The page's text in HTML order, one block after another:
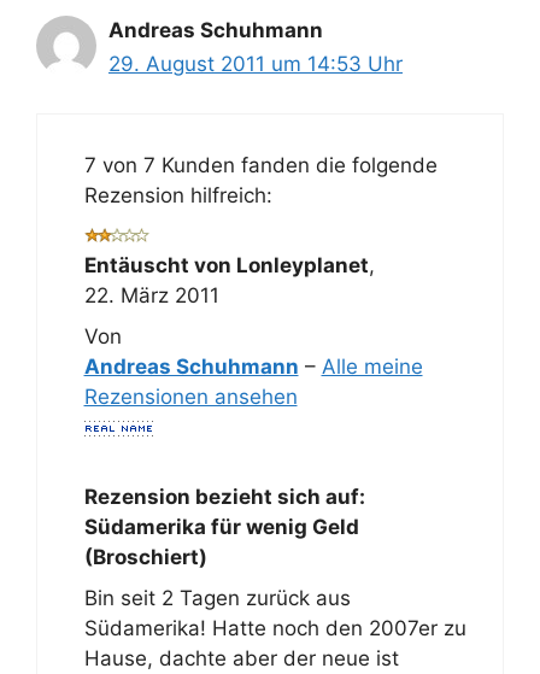
Andreas Schuhmann
29. August 2011 um 14:53 Uhr
7 von 7 Kunden fanden die folgende
Rezension hilfreich:
Entäuscht von Lonleyplanet,
22. März 2011
Von
Andreas Schuhmann – Alle meine
Rezensionen ansehen
Rezension bezieht sich auf:
Südamerika für wenig Geld
(Broschiert)
Bin seit 2 Tagen zurück aus
Südamerika! Hatte noch den 2007er zu
Hause, dachte aber der neue ist